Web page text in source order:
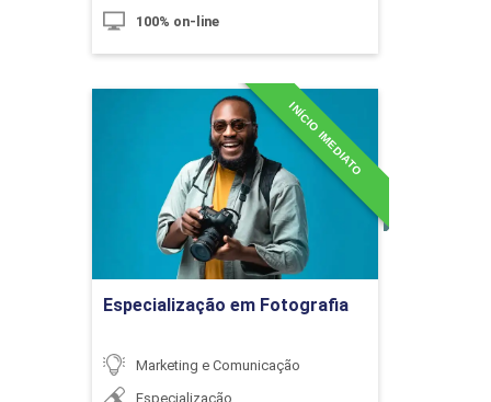
Mídias Sociais e os Influenciadores
10h
E-Commerce e Estratégias do Varejo
100% on-line
Especialização em Fotografia
INÍCIO IMEDIATO
Marketing e Comunicação
Especialização
Especialização em
Fotografia
Detalhes do curso
Ir para Inscrição